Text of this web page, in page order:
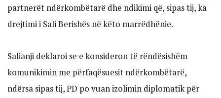
partnerët ndërkombëtarë dhe ndikimi që, sipas tij, ka
drejtimi i Sali Berishës në këto marrëdhënie.
Salianji deklaroi se e konsideron të rëndësishëm
komunikimin me përfaqësuesit ndërkombëtarë,
ndërsa sipas tij, PD po vuan izolimin diplomatik për